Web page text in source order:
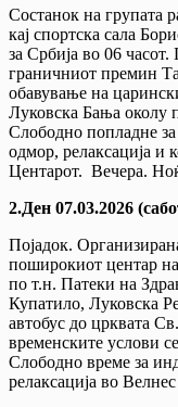
Состанок на групата
кај спортска сала
за Србија во 06
граничниот премин
обавување на
Луковска Бања околу
Слободно попладне
одмор, релаксација и
Центарот. Вечера.
2.Ден 07.03.2026
Појадок.
поширокиот центар
по т.н. Патеки на
Купатило, Луковска
автобус до црквата
временските услови
Слободно време за
релаксација во